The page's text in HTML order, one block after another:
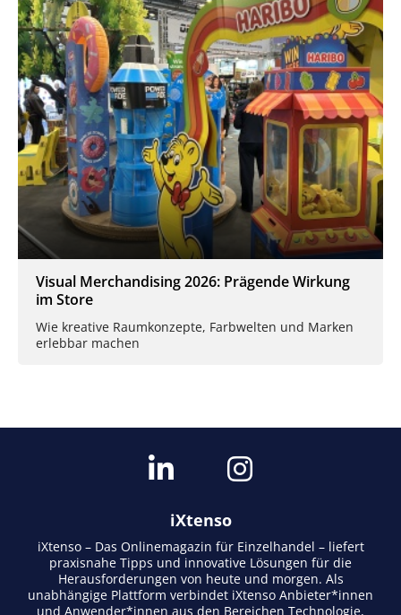
Visual Merchandising 2026: Prägende Wirkung
im Store
Wie kreative Raumkonzepte, Farbwelten und Marken
erlebbar machen
iXtenso
iXtenso – Das Onlinemagazin für Einzelhandel – liefert
praxisnahe Tipps und innovative Lösungen für die
Herausforderungen von heute und morgen. Als
unabhängige Plattform verbindet iXtenso Anbieter*innen
und Anwender*innen aus den Bereichen Technologie,